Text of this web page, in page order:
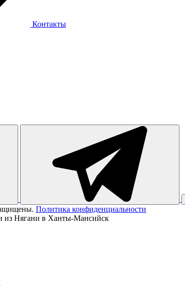
Контакты
Политика конфиденциальности
из Нягани в Ханты-Мансийск